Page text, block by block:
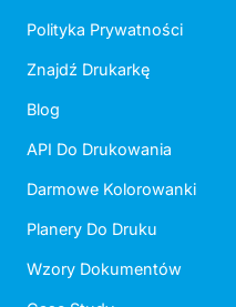
Polityka Prywatności
Znajdź Drukarkę
Blog
API Do Drukowania
Darmowe Kolorowanki
Planery Do Druku
Wzory Dokumentów